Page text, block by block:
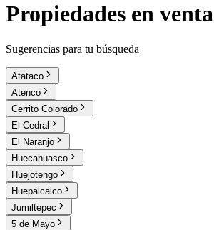
Propiedades en venta
Sugerencias para tu búsqueda
Atataco
Atenco
Cerrito Colorado
El Cedral
El Naranjo
Huecahuasco
Huejotengo
Huepalcalco
Jumiltepec
5 de Mayo